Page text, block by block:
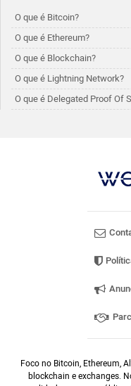
O que é Bitcoin?
O que é Ethereum?
O que é Blockchain?
O que é Lightning Network?
O que é Delegated Proof Of
Foco no Bitcoin, Ethereum,
blockchain e exchanges.